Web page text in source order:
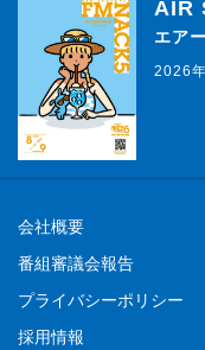
AIR
エア
2026
会社概要
番組審議会報告
プライバシーポリシー
採用情報